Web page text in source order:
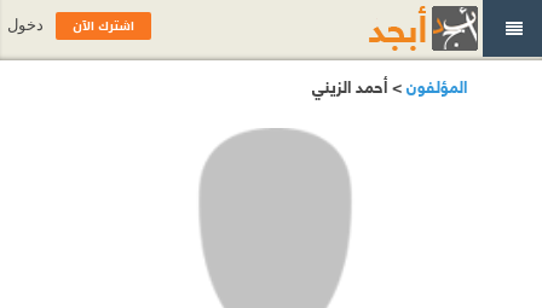
المؤلفون> أحمد الزيني
اشترك الآن دخول